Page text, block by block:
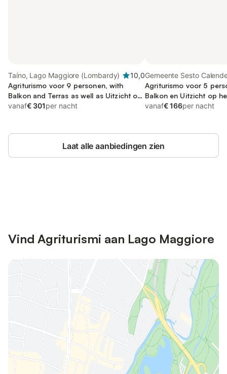
Taíno, Lago Maggiore (Lombardy)
10,0
Agriturismo voor 9 personen, with
Balkon and Terras as well as Uitzicht op
het meer
vanaf€ 301per nacht
Gemeente Sesto
Maggiore (Lombardy)
Agriturismo voor 5
Balkon en Uitzicht op
vanaf€ 166per nacht
Laat alle aanbiedingen zien
Vind Agriturismi aan Lago Maggiore